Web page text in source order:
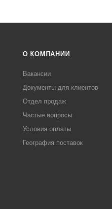
О КОМПАНИИ
Вакансии
Документы для клиентов
Отдел продаж
Частые вопросы
Условия оплаты
География поставок